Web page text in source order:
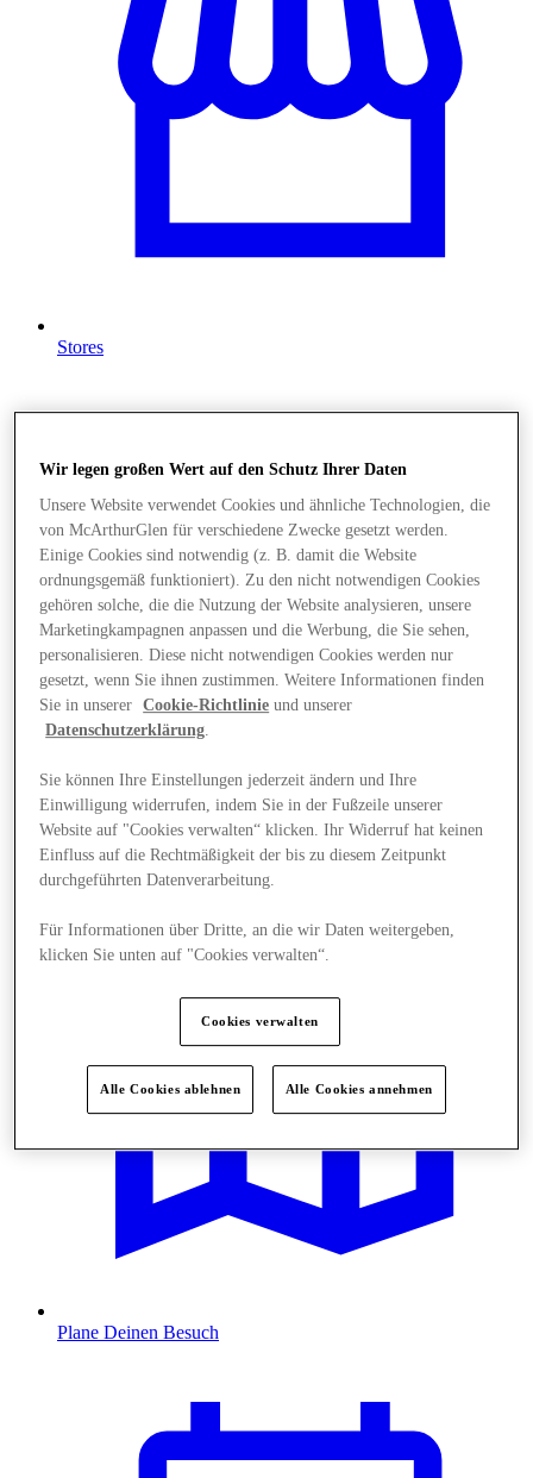
Stores
Angebote
Plane Deinen Besuch
Wir legen großen Wert auf den Schutz Ihrer Daten
Unsere Website verwendet Cookies und ähnliche Technologien, die
von McArthurGlen für verschiedene Zwecke gesetzt werden.
Einige Cookies sind notwendig (z. B. damit die Website
ordnungsgemäß funktioniert). Zu den nicht notwendigen Cookies
gehören solche, die die Nutzung der Website analysieren, unsere
Marketingkampagnen anpassen und die Werbung, die Sie sehen,
personalisieren. Diese nicht notwendigen Cookies werden nur
gesetzt, wenn Sie ihnen zustimmen. Weitere Informationen finden
Sie in unserer
Cookie-Richtlinie und unserer
Datenschutzerklärung
Sie können Ihre Einstellungen jederzeit ändern und Ihre
Einwilligung widerrufen, indem Sie in der Fußzeile unserer
Website auf "Cookies verwalten“ klicken. Ihr Widerruf hat keinen
Einfluss auf die Rechtmäßigkeit der bis zu diesem Zeitpunkt
durchgeführten Datenverarbeitung.
Für Informationen über Dritte, an die wir Daten weitergeben,
klicken Sie unten auf "Cookies verwalten“.
Cookies verwalten
Alle Cookies ablehnen Alle Cookies annehmen